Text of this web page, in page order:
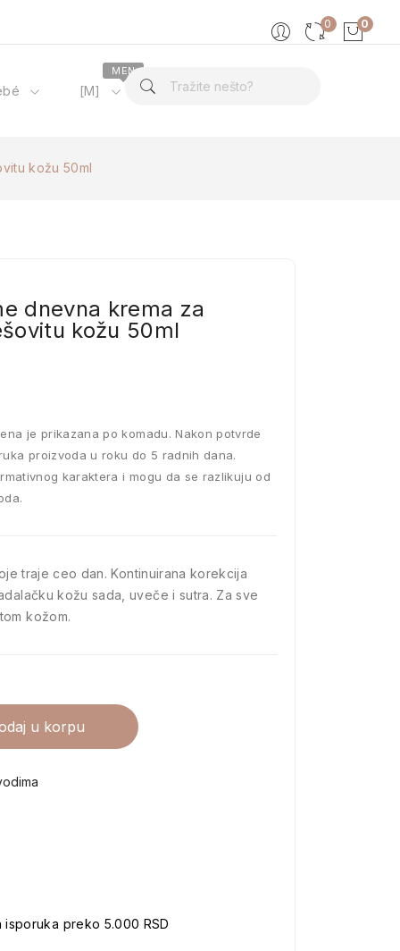
0
0
[M]
MEN
O nama
kožu 50ml
dnevna krema za
kožu 50ml
je prikazana po komadu. Nakon potvrde
proizvoda u roku do 5 radnih dana.
karaktera i mogu da se razlikuju od
traje ceo dan. Kontinuirana korekcija
kožu sada, uveče i sutra. Za sve
kožom.
u korpu
isporuka preko 5.000 RSD